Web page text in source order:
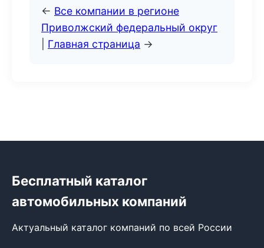
← Все компании в регионе
Приволжский федеральный округ
Главная страница →
Бесплатный каталог
автомобильных компаний
Актуальный каталог компаний по всей России